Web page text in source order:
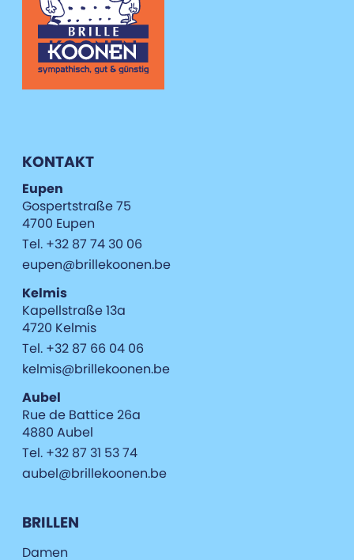
KONTAKT
Eupen
Gospertstraße 75
4700 Eupen
Tel. +32 87 74 30 06
eupen@brillekoonen.be
Kelmis
Kapellstraße 13a
4720 Kelmis
Tel. +32 87 66 04 06
kelmis@brillekoonen.be
Aubel
Rue de Battice 26a
4880 Aubel
Tel. +32 87 31 53 74
aubel@brillekoonen.be
BRILLEN
Damen